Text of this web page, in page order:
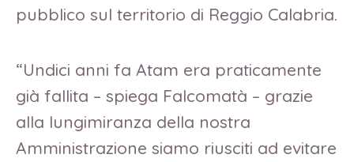
pubblico sul territorio di Reggio Calabria.
“Undici anni fa Atam era praticamente
già fallita – spiega Falcomatà – grazie
alla lungimiranza della nostra
Amministrazione siamo riusciti ad evitare